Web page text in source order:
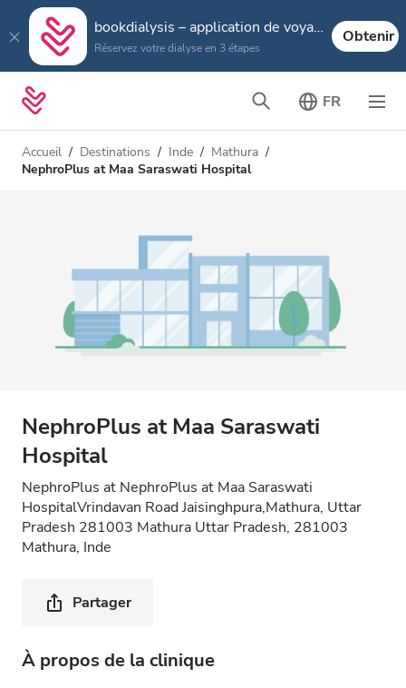
bookdialysis – application de voyage
Réservez votre dialyse en 3 étapes
Obtenir
FR
Accueil Destinations Inde
Mathura
NephroPlus at Maa Saraswati Hospital
NephroPlus at Maa Saraswati
Hospital
NephroPlus at NephroPlus at Maa Saraswati
HospitalVrindavan Road Jaisinghpura,Mathura, Uttar
Pradesh 281003 Mathura Uttar Pradesh, 281003
Mathura, Inde
Partager
À propos de la clinique